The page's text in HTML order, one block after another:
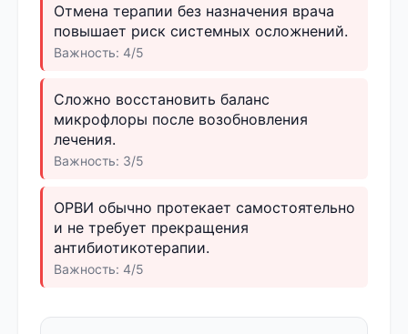
Отмена терапии без назначения врача
повышает риск системных осложнений.
Важность: 4/5
Сложно восстановить баланс
микрофлоры после возобновления
лечения.
Важность: 3/5
ОРВИ обычно протекает самостоятельно
и не требует прекращения
антибиотикотерапии.
Важность: 4/5